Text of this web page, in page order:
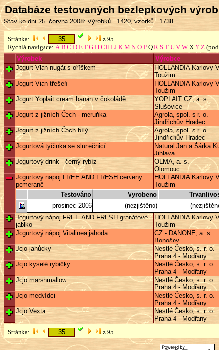
Databáze testovaných bezlepkových
Stav ke dni 25. června 2008: Výrobků - 1420, vzorků - 1738.
Stránka:
z 95
Rychlá navigace: A B C D E F G H CH I J K M N O P Q R S T U V W X Y Z
Výrobek
Výrobce
Jogurt Vian nugát s oříškem
HOLLANDIA Karlovy
Toužim
Jogurt Vian třešeň
HOLLANDIA Karlovy
Toužim
Jogurt Yoplait cream banán v čokoládě
YOPLAIT CZ, a. s.
Slušovice
Jogurt z jižních Čech - meruňka
Agrola, spol. s r. o.
Jindřichův Hradec
Jogurt z jižních Čech bílý
Agrola, spol. s r. o.
Jindřichův Hradec
Jogurtová tyčinka se slunečnicí
Natural Jan a Šárka
Jihlava
Jogurtový drink - černý rybíz
OLMA, a. s.
Olomouc
Jogurtový nápoj FREE AND FRESH červený
pomeranč
HOLLANDIA Karlovy
Toužim
Testováno
Vyrobeno
prosinec 2006
(nezjištěno)
Jogurtový nápoj FREE AND FRESH granátové
jablko
HOLLANDIA Karlovy
Toužim
Jogurtový nápoj Vitalinea jahoda
CZ - DANONE, a. s.
Benešov
Jojo jahůdky
Nestlé Česko, s. r. o.
Praha 4 - Modřany
Jojo kyselé rybičky
Nestlé Česko, s. r. o.
Praha 4 - Modřany
Jojo marshmallow
Nestlé Česko, s. r. o.
Praha 4 - Modřany
Jojo medvídci
Nestlé Česko, s. r. o.
Praha 4 - Modřany
Jojo Vexta
Nestlé Česko, s. r. o.
Praha 4 - Modřany
Stránka:
z 95